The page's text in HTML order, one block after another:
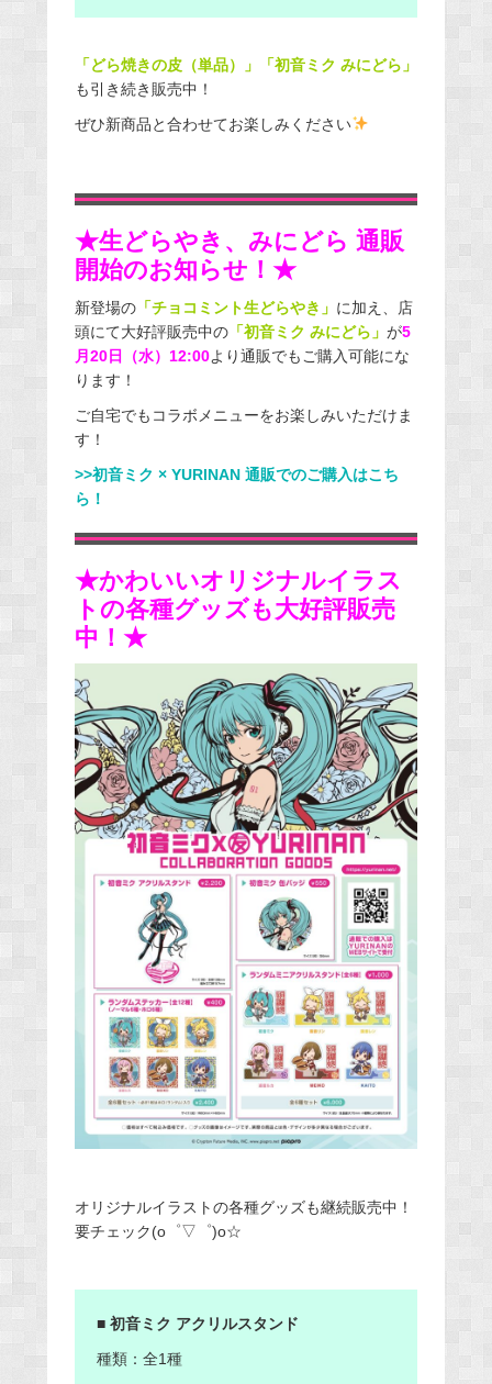
「どら焼きの皮（単品）」「初音ミク みにどら」
も引き続き販売中！
ぜひ新商品と合わせてお楽しみください
★生どらやき、みにどら 通販
開始のお知らせ！★
新登場の「チョコミント生どらやき」 に加え、店
頭にて大好評販売中の「初音ミク みにどら」 が5
月20日（水）12:00より通販でもご購入可能にな
ります！
ご自宅でもコラボメニューをお楽しみいただけま
す！
>>初音ミク × YURINAN 通販でのご購入はこち
ら！
★かわいいオリジナルイラス
トの各種グッズも大好評販売
中！★
オリジナルイラストの各種グッズも継続販売中 ！
要チェック(o゜▽゜)o☆
■ 初音ミク アクリルスタンド
種類：全1種